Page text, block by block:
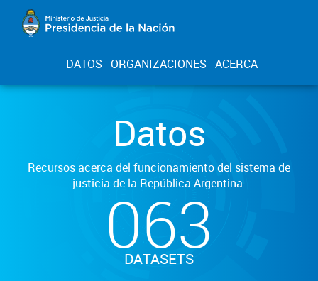
DATOS ORGANIZACIONES ACERCA
Datos
Recursos acerca del funcionamiento del sistema de
justicia de la República Argentina.
063
DATASETS